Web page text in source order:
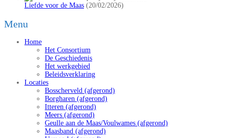
Liefde voor de Maas (20/02/2026)
Menu
Home
Het Consortium
De Geschiedenis
Het werkgebied
Beleidsverklaring
Locaties
Bosscherveld (afgerond)
Borgharen (afgerond)
Itteren (afgerond)
Meers (afgerond)
Geulle aan de Maas/Voulwames (afgerond)
Maasband (afgerond)